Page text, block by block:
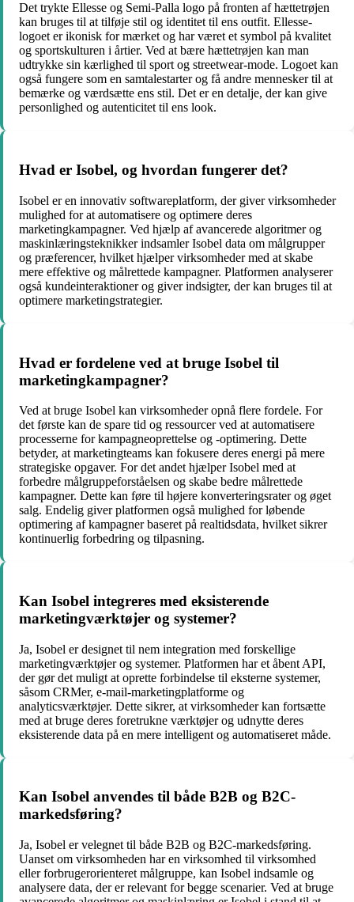
Det trykte Ellesse og Semi-Palla logo på fronten af hættetrøjen
kan bruges til at tilføje stil og identitet til ens outfit. Ellesse-
logoet er ikonisk for mærket og har været et symbol på kvalitet
og sportskulturen i årtier. Ved at bære hættetrøjen kan man
udtrykke sin kærlighed til sport og streetwear-mode. Logoet kan
også fungere som en samtalestarter og få andre mennesker til at
bemærke og værdsætte ens stil. Det er en detalje, der kan give
personlighed og autenticitet til ens look.
Hvad er Isobel, og hvordan fungerer det?
Isobel er en innovativ softwareplatform, der giver virksomheder
mulighed for at automatisere og optimere deres
marketingkampagner. Ved hjælp af avancerede algoritmer og
maskinlæringsteknikker indsamler Isobel data om målgrupper
og præferencer, hvilket hjælper virksomheder med at skabe
mere effektive og målrettede kampagner. Platformen analyserer
også kundeinteraktioner og giver indsigter, der kan bruges til at
optimere marketingstrategier.
Hvad er fordelene ved at bruge Isobel til
marketingkampagner?
Ved at bruge Isobel kan virksomheder opnå flere fordele. For
det første kan de spare tid og ressourcer ved at automatisere
processerne for kampagneoprettelse og -optimering. Dette
betyder, at marketingteams kan fokusere deres energi på mere
strategiske opgaver. For det andet hjælper Isobel med at
forbedre målgruppeforståelsen og skabe bedre målrettede
kampagner. Dette kan føre til højere konverteringsrater og øget
salg. Endelig giver platformen også mulighed for løbende
optimering af kampagner baseret på realtidsdata, hvilket sikrer
kontinuerlig forbedring og tilpasning.
Kan Isobel integreres med eksisterende
marketingværktøjer og systemer?
Ja, Isobel er designet til nem integration med forskellige
marketingværktøjer og systemer. Platformen har et åbent API,
der gør det muligt at oprette forbindelse til eksterne systemer,
såsom CRMer, e-mail-marketingplatforme og
analyticsværktøjer. Dette sikrer, at virksomheder kan fortsætte
med at bruge deres foretrukne værktøjer og udnytte deres
eksisterende data på en mere intelligent og automatiseret måde.
Kan Isobel anvendes til både B2B og B2C-
markedsføring?
Ja, Isobel er velegnet til både B2B og B2C-markedsføring.
Uanset om virksomheden har en virksomhed til virksomhed
eller forbrugerorienteret målgruppe, kan Isobel indsamle og
analysere data, der er relevant for begge scenarier. Ved at bruge